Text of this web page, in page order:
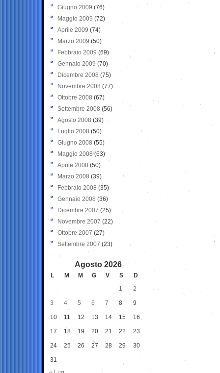
Giugno 2009 (76)
Maggio 2009 (72)
Aprile 2009 (74)
Marzo 2009 (50)
Febbraio 2009 (69)
Gennaio 2009 (70)
Dicembre 2008 (75)
Novembre 2008 (77)
Ottobre 2008 (67)
Settembre 2008 (56)
Agosto 2008 (39)
Luglio 2008 (50)
Giugno 2008 (55)
Maggio 2008(63)
Aprile 2008 (50)
Marzo 2008 (39)
Febbraio 2008 (35)
Gennaio 2008 (36)
Dicembre 2007 (25)
Novembre 2007 (22)
Ottobre 2007 (27)
Settembre 2007 (23)
Agosto 2026
L M M G V S
D
1
2
3 4 5 6 7 8 9
10 11 12 13 14 15 16
17 18 19 20 21 22 23
24 25 26 27 28 29 30
31